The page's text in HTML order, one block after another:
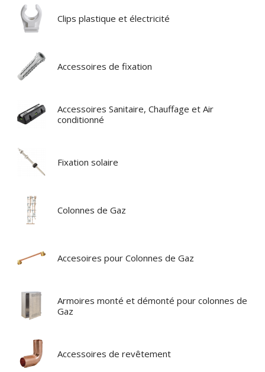
Clips plastique et électricité
Accessoires de fixation
Accessoires Sanitaire, Chauffage et Air
conditionné
Fixation solaire
Colonnes de Gaz
Accesoires pour Colonnes de Gaz
Armoires monté et démonté pour colonnes de
Gaz
Accessoires de revêtement